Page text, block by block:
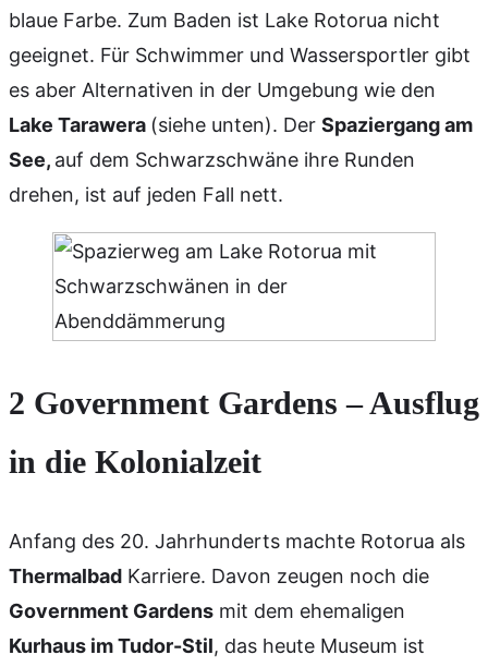
blaue Farbe. Zum Baden ist Lake Rotorua nicht
geeignet. Für Schwimmer und Wassersportler gibt
es aber Alternativen in der Umgebung wie den
Lake Tarawera (siehe unten). Der Spaziergang am
See, auf dem Schwarzschwäne ihre Runden
drehen, ist auf jeden Fall nett.
2 Government Gardens – Ausflug
in die Kolonialzeit
Anfang des 20. Jahrhunderts machte Rotorua als
Thermalbad Karriere. Davon zeugen noch die
Government Gardens mit dem ehemaligen
Kurhaus im Tudor-Stil, das heute Museum ist